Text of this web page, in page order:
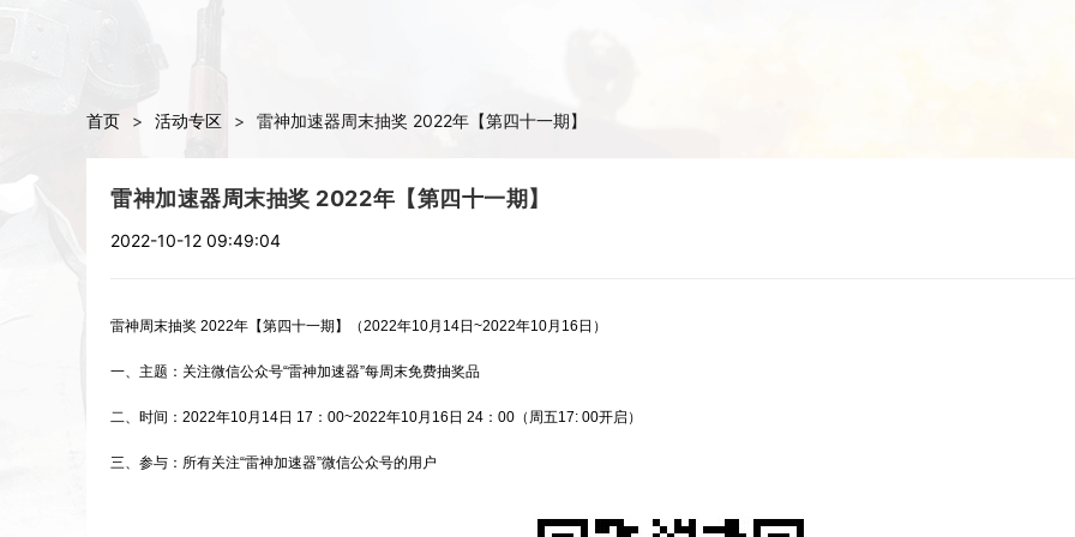
首页 > 活动专区 > 雷神加速器周末抽奖 2022年【第四十一期】
雷神加速器周末抽奖 2022年【第四十一期】
2022-10-12 09:49:04
雷神周末抽奖 2022年【第四十一期】（2022年10月14日~2022年10月16日）
一、主题：关注微信公众号“雷神加速器”每周末免费抽奖品
二、时间：2022年10月14日 17：00~2022年10月16日 24：00（周五17: 00开启）
三、参与：所有关注“雷神加速器”微信公众号的用户